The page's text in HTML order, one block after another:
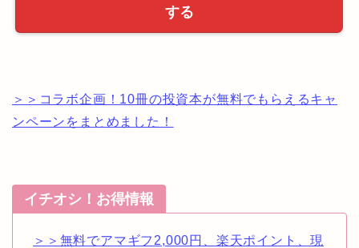
する
＞＞コラボ企画！10冊の投資本が無料でもらえるキャ
ンペーンをまとめました！
イチオシ！お得情報
＞＞無料でアマギフ2,000円、楽天ポイント、現